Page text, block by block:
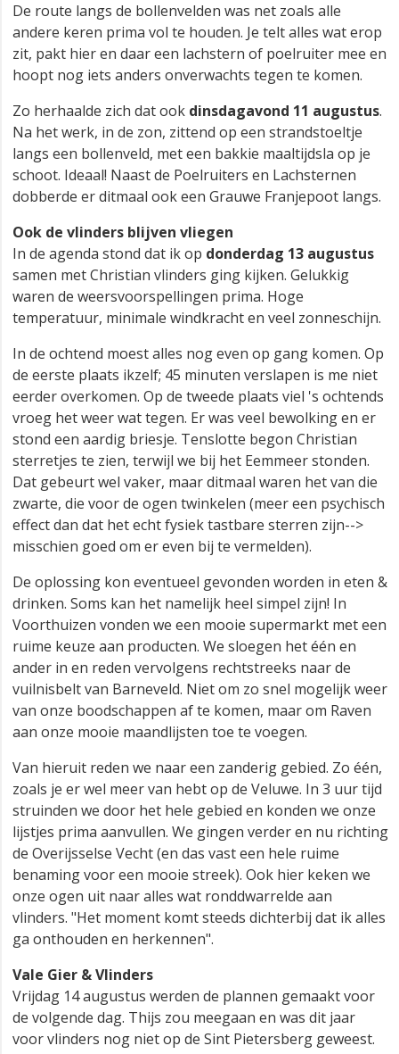
De route langs de bollenvelden was net zoals alle
andere keren prima vol te houden. Je telt alles wat erop
zit, pakt hier en daar een lachstern of poelruiter mee en
hoopt nog iets anders onverwachts tegen te komen.
Zo herhaalde zich dat ook dinsdagavond 11 augustus.
Na het werk, in de zon, zittend op een strandstoeltje
langs een bollenveld, met een bakkie maaltijdsla op je
schoot. Ideaal! Naast de Poelruiters en Lachsternen
dobberde er ditmaal ook een Grauwe Franjepoot langs.
Ook de vlinders blijven vliegen
In de agenda stond dat ik op donderdag 13 augustus
samen met Christian vlinders ging kijken. Gelukkig
waren de weersvoorspellingen prima. Hoge
temperatuur, minimale windkracht en veel zonneschijn.
In de ochtend moest alles nog even op gang komen. Op
de eerste plaats ikzelf; 45 minuten verslapen is me niet
eerder overkomen. Op de tweede plaats viel 's ochtends
vroeg het weer wat tegen. Er was veel bewolking en er
stond een aardig briesje. Tenslotte begon Christian
sterretjes te zien, terwijl we bij het Eemmeer stonden.
Dat gebeurt wel vaker, maar ditmaal waren het van die
zwarte, die voor de ogen twinkelen (meer een psychisch
effect dan dat het echt fysiek tastbare sterren zijn-->
misschien goed om er even bij te vermelden).
De oplossing kon eventueel gevonden worden in eten &
drinken. Soms kan het namelijk heel simpel zijn! In
Voorthuizen vonden we een mooie supermarkt met een
ruime keuze aan producten. We sloegen het één en
ander in en reden vervolgens rechtstreeks naar de
vuilnisbelt van Barneveld. Niet om zo snel mogelijk weer
van onze boodschappen af te komen, maar om Raven
aan onze mooie maandlijsten toe te voegen.
Van hieruit reden we naar een zanderig gebied. Zo één,
zoals je er wel meer van hebt op de Veluwe. In 3 uur tijd
struinden we door het hele gebied en konden we onze
lijstjes prima aanvullen. We gingen verder en nu richting
de Overijsselse Vecht (en das vast een hele ruime
benaming voor een mooie streek). Ook hier keken we
onze ogen uit naar alles wat ronddwarrelde aan
vlinders. "Het moment komt steeds dichterbij dat ik alles
ga onthouden en herkennen".
Vale Gier & Vlinders
Vrijdag 14 augustus werden de plannen gemaakt voor
de volgende dag. Thijs zou meegaan en was dit jaar
voor vlinders nog niet op de Sint Pietersberg geweest.